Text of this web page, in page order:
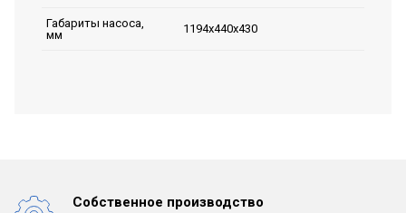
Габариты насоса,
мм
1194х440х430
Собственное производство